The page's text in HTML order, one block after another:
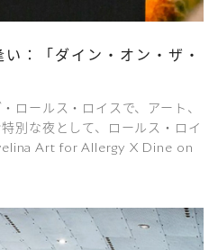
：「ダイン・オン・ザ・
ロールス・ロイスで、アート、
別な夜として、ロールス・ロイ
Art for Allergy X Dine on